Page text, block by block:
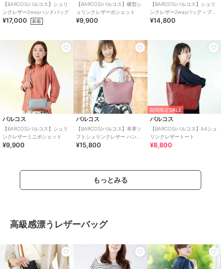
【BARCOS/バルコス】シュリ
ンクレザー2wayハンドバッグ
¥17,000 新着
【BARCOS/バルコス】横型シ
ュリンクレザーポシェット
¥9,900
【BARCOS/バルコス】シュリ
ンクレザー2wayバッグ＜プレ
ミアム4点セット＞
¥14,800
バルコス
【BARCOS/バルコス】シュリ
ンクレザーミニポシェット
¥9,900
バルコス
【BARCOS/バルコス】本革ソ
フトシュリンクレザー ハンド
ルデザインホーボーバッグ
¥15,800
期間限定SALE
バルコス
【BARCOS/バルコス】A4シュ
リンクレザートート
¥8,800
もっとみる
高級感漂うレザーバッグ